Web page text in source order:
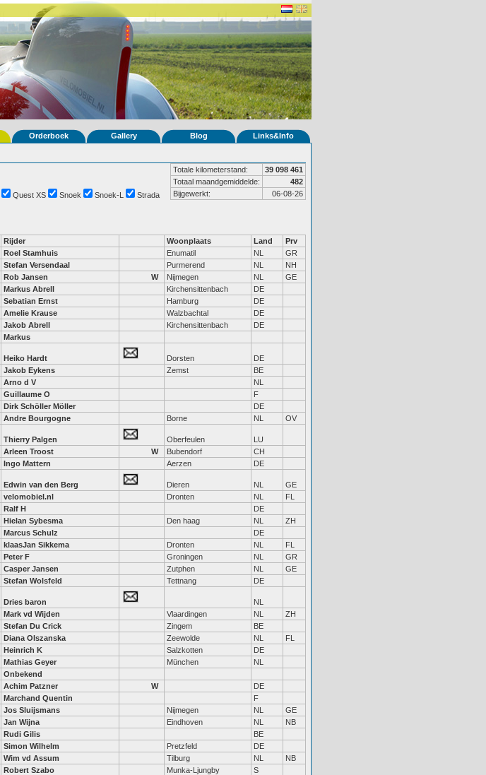
Orderboek Gallery Blog Links&Info
Totale kilometerstand:
39 098 461
Totaal maandgemiddelde:
482
Bijgewerkt:
06-08-26
Quest XS Snoek Snoek-L Strada
Rijder Woonplaats Land
Prv
Roel Stamhuis Enumatil NL
GR
Stefan Versendaal Purmerend NL
NH
Rob Jansen W Nijmegen NL
GE
Markus Abrell Kirchensittenbach
DE
Sebatian Ernst Hamburg
DE
Amelie Krause Walzbachtal
DE
Jakob Abrell Kirchensittenbach
DE
Markus
Heiko Hardt Dorsten
DE
Jakob Eykens Zemst
BE
Arno d V
NL
Guillaume O
F
Dirk Schöller Möller
DE
Andre Bourgogne Borne NL OV
Thierry Palgen Oberfeulen
LU
Arleen Troost W Bubendorf
CH
Ingo Mattern Aerzen DE
Edwin van den Berg Dieren NL
GE
velomobiel.nl Dronten NL
FL
Ralf H
DE
Hielan Sybesma Den haag NL
ZH
Marcus Schulz
DE
klaasJan Sikkema Dronten NL
FL
Peter F Groningen NL
GR
Casper Jansen Zutphen NL
GE
Stefan Wolsfeld Tettnang DE
Dries baron
NL
Mark vd Wijden Vlaardingen NL
ZH
Stefan Du Crick Zingem
BE
Diana Olszanska Zeewolde NL
FL
Heinrich K Salzkotten
DE
Mathias Geyer München
NL
Onbekend
Achim Patzner W
DE
Marchand Quentin
F
Jos Sluijsmans Nijmegen NL
GE
Jan Wijna Eindhoven NL
NB
Rudi Gilis
BE
Simon Wilhelm Pretzfeld
DE
Wim vd Assum Tilburg NL
NB
Robert Szabo Munka-Ljungby
S